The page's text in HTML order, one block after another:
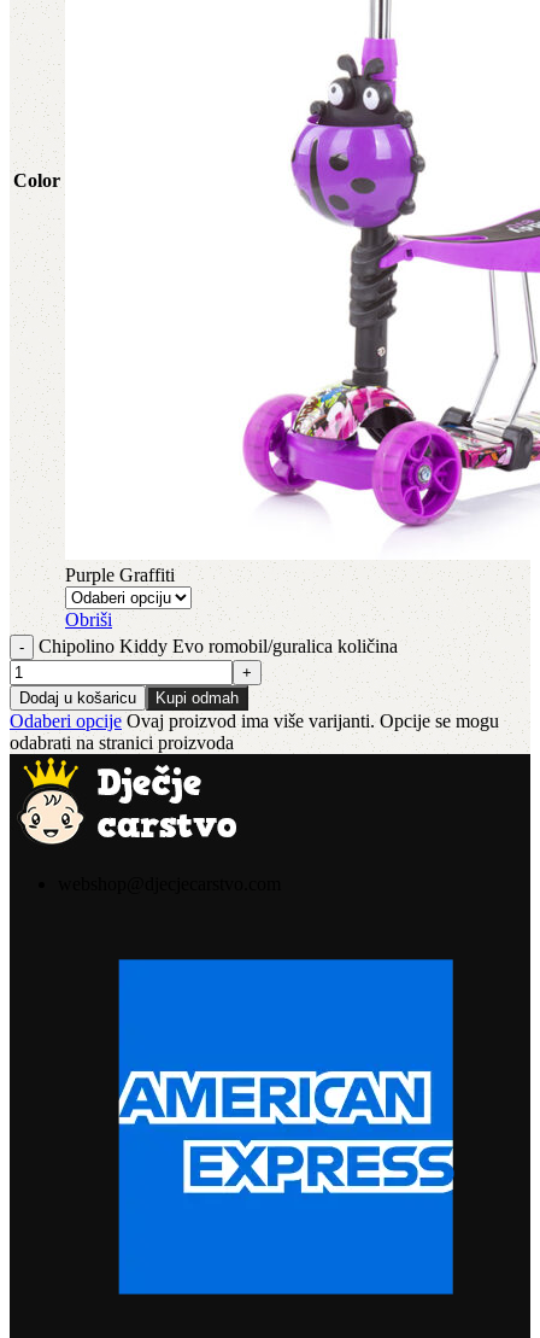
Color
Purple Graffiti
Obriši
Chipolino Kiddy Evo romobil/guralica količina
Dodaj u košaricu Kupi odmah
Odaberi opcije Ovaj proizvod ima više varijanti. Opcije se mogu
odabrati na stranici proizvoda